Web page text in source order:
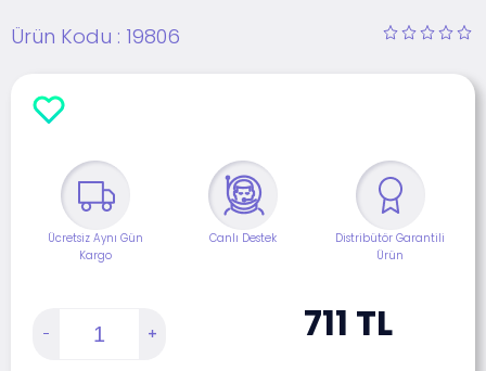
Ürün Kodu : 19806
Ücretsiz Aynı Gün
Kargo
Canlı Destek
Distribütör Garantili
Ürün
711 TL